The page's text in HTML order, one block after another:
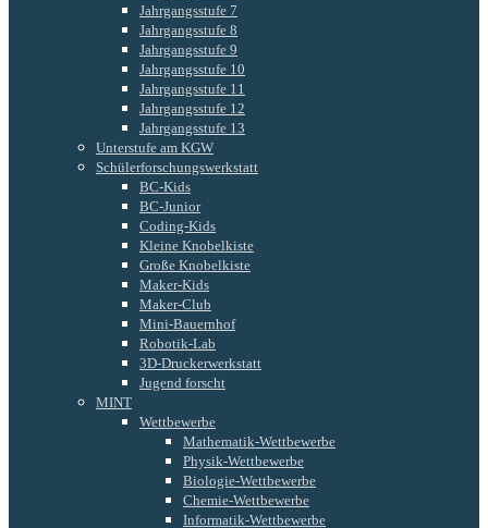
Jahrgangsstufe 7
Jahrgangsstufe 8
Jahrgangsstufe 9
Jahrgangsstufe 10
Jahrgangsstufe 11
Jahrgangsstufe 12
Jahrgangsstufe 13
Unterstufe am KGW
Schülerforschungswerkstatt
BC-Kids
BC-Junior
Coding-Kids
Kleine Knobelkiste
Große Knobelkiste
Maker-Kids
Maker-Club
Mini-Bauernhof
Robotik-Lab
3D-Druckerwerkstatt
Jugend forscht
MINT
Wettbewerbe
Mathematik-Wettbewerbe
Physik-Wettbewerbe
Biologie-Wettbewerbe
Chemie-Wettbewerbe
Informatik-Wettbewerbe